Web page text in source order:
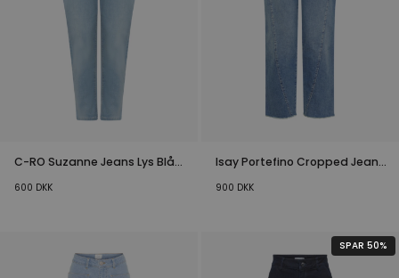
C-RO Suzanne Jeans Lys Blå
600 DKK
Isay Portefino Cropped Jeans
900 DKK
SPAR 50%